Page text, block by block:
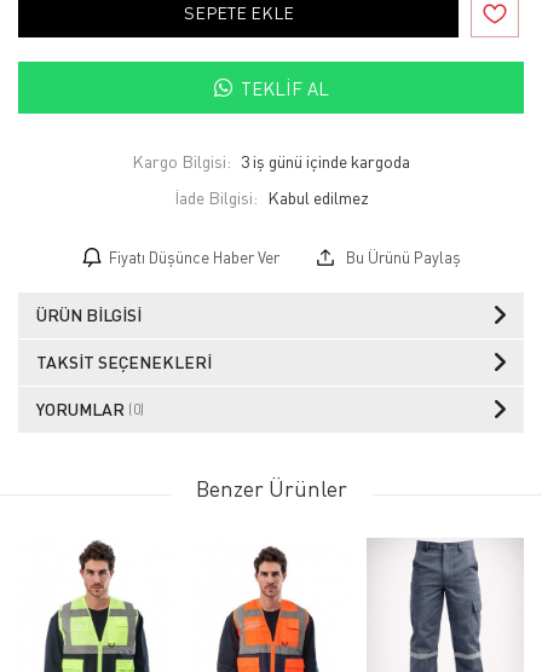
SEPETE EKLE
TEKLIF AL
Kargo Bilgisi: 3 iş günü içinde kargoda
İade Bilgisi:
Fiyatı Düşünce Haber Ver Bu Ürünü Paylaş
ÜRÜN BILGISI
TAKSIT SEÇENEKLERI
YORUMLAR (0)
Benzer Ürünler